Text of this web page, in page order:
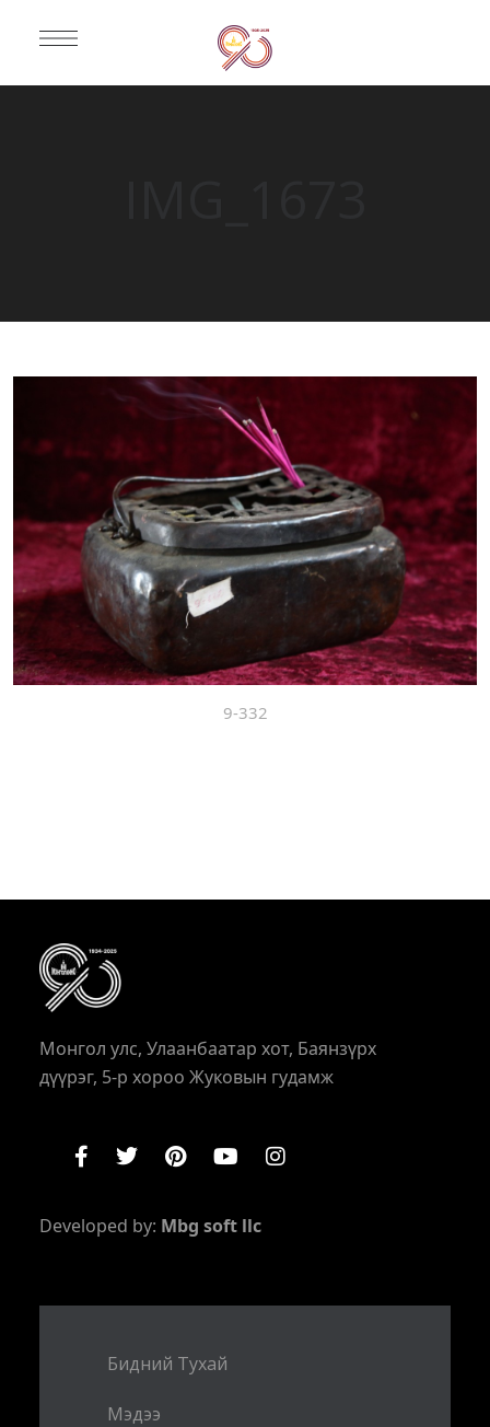
9-332
Монгол улс, Улаанбаатар хот, Баянзүрх
дүүрэг, 5-р хороо Жуковын гудамж
Developed by: Mbg soft llc
Бидний Тухай
Мэдээ